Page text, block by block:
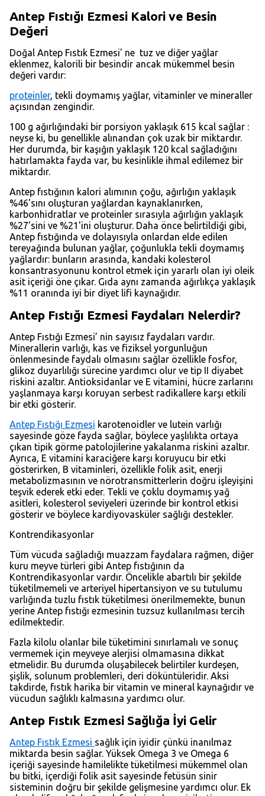
Antep Fıstığı Ezmesi Kalori ve Besin
Değeri
Doğal Antep Fıstık Ezmesi' ne tuz ve diğer yağlar
eklenmez, kalorili bir besindir ancak mükemmel besin
değeri vardır:
proteinler, tekli doymamış yağlar, vitaminler ve mineraller
açısından zengindir.
100 g ağırlığındaki bir porsiyon yaklaşık 615 kcal sağlar :
neyse ki, bu genellikle alınandan çok uzak bir miktardır.
Her durumda, bir kaşığın yaklaşık 120 kcal sağladığını
hatırlamakta fayda var, bu kesinlikle ihmal edilemez bir
miktardır.
Antep fıstığının kalori alımının çoğu, ağırlığın yaklaşık
%46'sını oluşturan yağlardan kaynaklanırken,
karbonhidratlar ve proteinler sırasıyla ağırlığın yaklaşık
%27'sini ve %21'ini oluşturur. Daha önce belirtildiği gibi,
Antep fıstığında ve dolayısıyla onlardan elde edilen
tereyağında bulunan yağlar, çoğunlukla tekli doymamış
yağlardır: bunların arasında, kandaki kolesterol
konsantrasyonunu kontrol etmek için yararlı olan iyi oleik
asit içeriği öne çıkar. Gıda aynı zamanda ağırlıkça yaklaşık
%11 oranında iyi bir diyet lifi kaynağıdır.
Antep Fıstığı Ezmesi Faydaları Nelerdir?
Antep Fıstığı Ezmesi’ nin sayısız faydaları vardır.
Minerallerin varlığı, kas ve fiziksel yorgunluğun
önlenmesinde faydalı olmasını sağlar özellikle fosfor,
glikoz duyarlılığı sürecine yardımcı olur ve tip II diyabet
riskini azaltır. Antioksidanlar ve E vitamini, hücre zarlarını
yaşlanmaya karşı koruyan serbest radikallere karşı etkili
bir etki gösterir.
Antep Fıstığı Ezmesi karotenoidler ve lutein varlığı
sayesinde göze fayda sağlar, böylece yaşlılıkta ortaya
çıkan tipik görme patolojilerine yakalanma riskini azaltır.
Ayrıca, E vitamini karaciğere karşı koruyucu bir etki
gösterirken, B vitaminleri, özellikle folik asit, enerji
metabolizmasının ve nörotransmitterlerin doğru işleyişini
teşvik ederek etki eder. Tekli ve çoklu doymamış yağ
asitleri, kolesterol seviyeleri üzerinde bir kontrol etkisi
gösterir ve böylece kardiyovasküler sağlığı destekler.
Kontrendikasyonlar
Tüm vücuda sağladığı muazzam faydalara rağmen, diğer
kuru meyve türleri gibi Antep fıstığının da
Kontrendikasyonlar vardır. Öncelikle abartılı bir şekilde
tüketilmemeli ve arteriyel hipertansiyon ve su tutulumu
varlığında tuzlu fıstık tüketilmesi önerilmemekte, bunun
yerine Antep fıstığı ezmesinin tuzsuz kullanılması tercih
edilmektedir.
Fazla kilolu olanlar bile tüketimini sınırlamalı ve sonuç
vermemek için meyveye alerjisi olmamasına dikkat
etmelidir. Bu durumda oluşabilecek belirtiler kurdeşen,
şişlik, solunum problemleri, deri döküntüleridir. Aksi
takdirde, fıstık harika bir vitamin ve mineral kaynağıdır ve
vücudun sağlıklı kalmasına yardımcı olur.
Antep Fıstık Ezmesi Sağlığa İyi Gelir
Antep Fıstık Ezmesi sağlık için iyidir çünkü inanılmaz
miktarda besin sağlar. Yüksek Omega 3 ve Omega 6
içeriği sayesinde hamilelikte tüketilmesi mükemmel olan
bu bitki, içerdiği folik asit sayesinde fetüsün sinir
sisteminin doğru bir şekilde gelişmesine yardımcı olur. Ek